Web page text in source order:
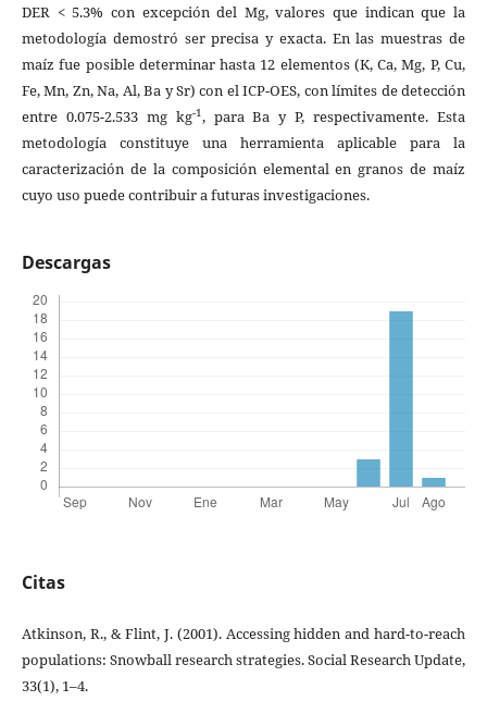
DER < 5.3% con excepción del Mg, valores que indican que la
metodología demostró ser precisa y exacta. En las muestras de
maíz fue posible determinar hasta 12 elementos (K, Ca, Mg, P, Cu,
Fe, Mn, Zn, Na, Al, Ba y Sr) con el ICP-OES, con límites de detección
entre 0.075-2.533 mg kg-1, para Ba y P, respectivamente. Esta
metodología constituye una herramienta aplicable para la
caracterización de la composición elemental en granos de maíz
cuyo uso puede contribuir a futuras investigaciones.
Descargas
Citas
Atkinson, R., & Flint, J. (2001). Accessing hidden and hard-to-reach
populations: Snowball research strategies. Social Research Update,
33(1), 1–4.